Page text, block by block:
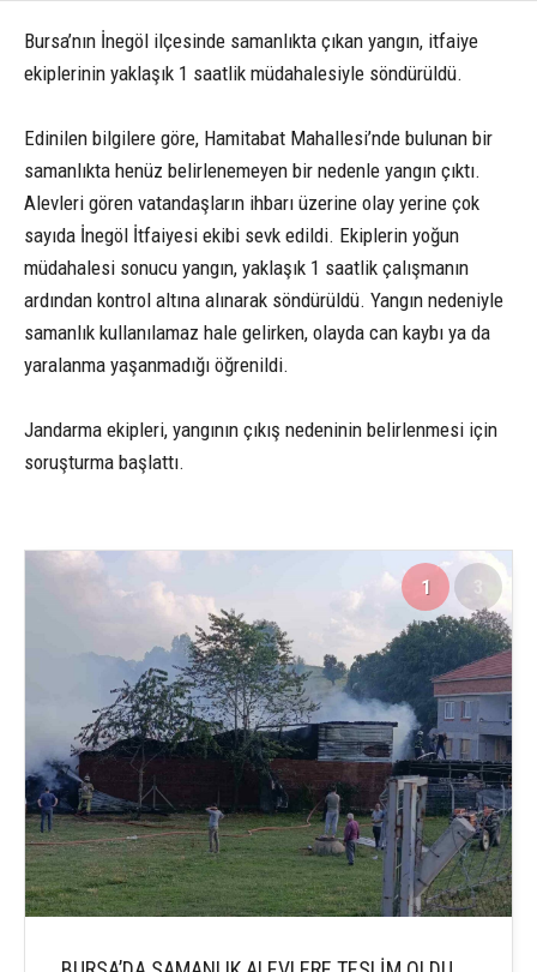
Bursa’nın İnegöl ilçesinde samanlıkta çıkan yangın, itfaiye
ekiplerinin yaklaşık 1 saatlik müdahalesiyle söndürüldü.
Edinilen bilgilere göre, Hamitabat Mahallesi’nde bulunan bir
samanlıkta henüz belirlenemeyen bir nedenle yangın çıktı.
Alevleri gören vatandaşların ihbarı üzerine olay yerine çok
sayıda İnegöl İtfaiyesi ekibi sevk edildi. Ekiplerin yoğun
müdahalesi sonucu yangın, yaklaşık 1 saatlik çalışmanın
ardından kontrol altına alınarak söndürüldü. Yangın nedeniyle
samanlık kullanılamaz hale gelirken, olayda can kaybı ya da
yaralanma yaşanmadığı öğrenildi.
Jandarma ekipleri, yangının çıkış nedeninin belirlenmesi için
soruşturma başlattı.
1